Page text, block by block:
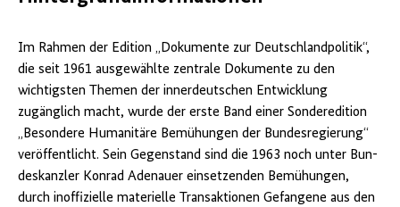
Im Rahmen der Edition „Dokumente zur Deutschlandpolitik“,
die seit 1961 aus­gewählte zentrale Dokumente zu den
wichtigsten Themen der innerdeutschen Entwicklung
zugänglich macht, wurde der erste Band einer Sonderedition
„Besondere Humanitäre Bemühungen der Bundesregierung“
veröffentlicht. Sein Gegenstand sind die 1963 noch unter Bun­
deskanzler Konrad Adenauer einsetzenden Bemühungen,
durch inoffizielle ma­terielle Transaktionen Gefangene aus den